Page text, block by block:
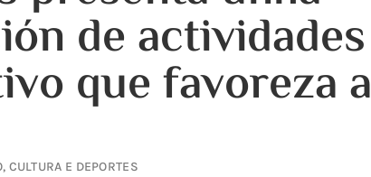
de actividades
que favoreza a
, CULTURA E DEPORTES